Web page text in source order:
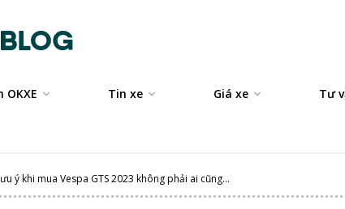
OKXE Tin xe Giá xe Tư
ý khi mua Vespa GTS 2023 không phải ai cũng...